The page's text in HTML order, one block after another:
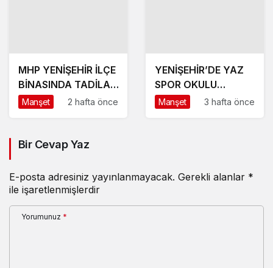
MHP YENİŞEHİR İLÇE
BİNASINDA TADİLAT
BAŞLADI
Manşet 2 hafta önce
YENİŞEHİR’DE YAZ
SPOR OKULU
HEYECANI BAŞLADI
Manşet 3 hafta önce
Bir Cevap Yaz
E-posta adresiniz yayınlanmayacak. Gerekli alanlar *
ile işaretlenmişlerdir
Yorumunuz *